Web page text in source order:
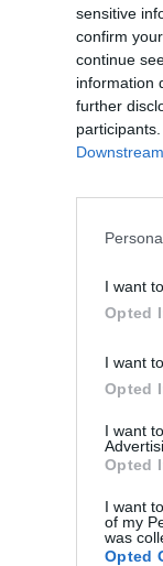
sensitive
confirm
continue
information
further
I want
Opted
I want
Opted
I want
Opted
I want
of my
was
Opted